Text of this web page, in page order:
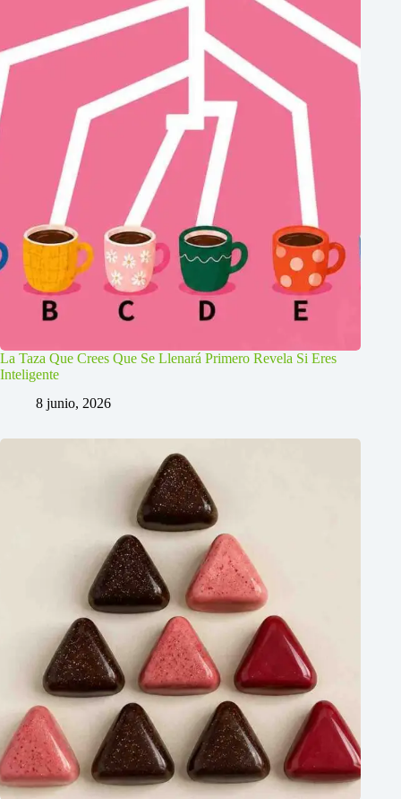
La Taza Que Crees Que Se Llenará Primero Revela Si Eres
Inteligente
8 junio, 2026